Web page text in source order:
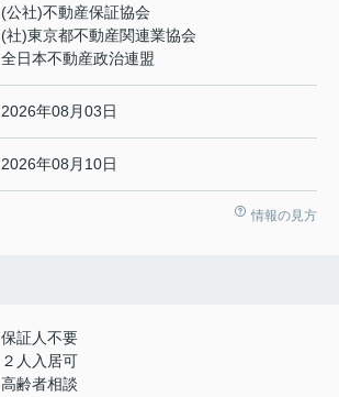
(公社)不動産保証協会
(社)東京都不動産関連業協会
全日本不動産政治連盟
2026年08月03日
2026年08月10日
情報の見方
保証人不要
２人入居可
高齢者相談